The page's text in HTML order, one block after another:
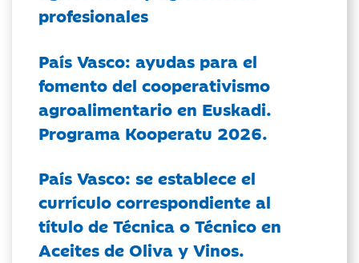
profesionales
País Vasco: ayudas para el
fomento del cooperativismo
agroalimentario en Euskadi.
Programa Kooperatu 2026.
País Vasco: se establece el
currículo correspondiente al
título de Técnica o Técnico en
Aceites de Oliva y Vinos.